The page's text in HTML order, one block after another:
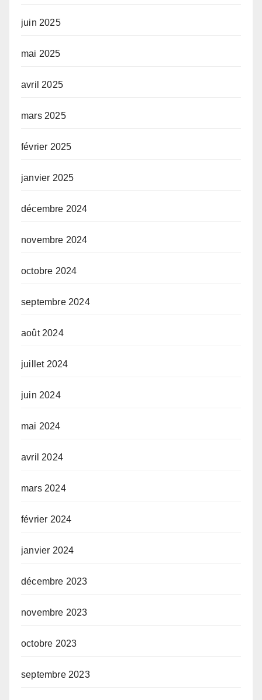
juin 2025
mai 2025
avril 2025
mars 2025
février 2025
janvier 2025
décembre 2024
novembre 2024
octobre 2024
septembre 2024
août 2024
juillet 2024
juin 2024
mai 2024
avril 2024
mars 2024
février 2024
janvier 2024
décembre 2023
novembre 2023
octobre 2023
septembre 2023